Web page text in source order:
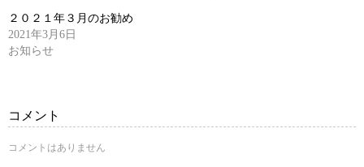
ィ
ン
ド
ウ
で
く
だ
ウ
開
２０２１年３月のお勧め
2021年3月6日
お知らせ
コメント
コメントはありません